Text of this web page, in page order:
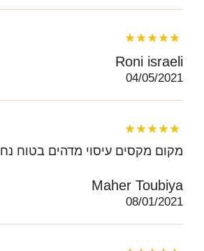
Roni israeli
04/05/2021
מקום מקסים עיסוי מדהים בטוח
Maher Toubiya
08/01/2021